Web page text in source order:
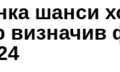
шанси
визначив